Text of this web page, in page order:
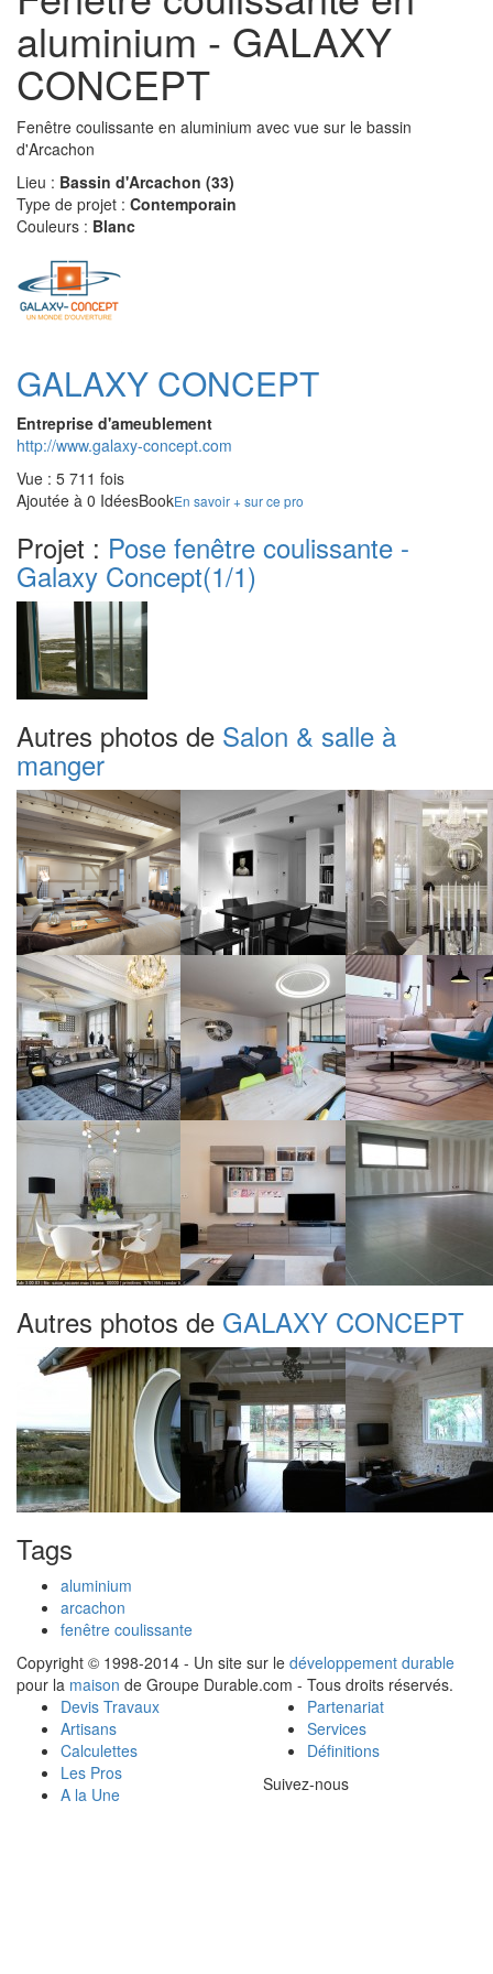
aluminium - GALAXY
CONCEPT
Fenêtre coulissante en aluminium avec vue sur le bassin
d'Arcachon
Lieu : Bassin d'Arcachon (33)
Type de projet : Contemporain
Couleurs : Blanc
GALAXY CONCEPT
Entreprise d'ameublement
http://www.galaxy-concept.com
Vue : 5 711 fois
Ajoutée à 0 IdéesBookEn savoir + sur ce pro
Projet : Pose fenêtre coulissante -
Galaxy Concept(1/1)
Autres photos de Salon & salle à
manger
Autres photos de GALAXY CONCEPT
Tags
aluminium
arcachon
fenêtre coulissante
Copyright © 1998-2014 - Un site sur le développement durable
pour la maison de Groupe Durable.com - Tous droits réservés.
Devis Travaux
Artisans
Calculettes
Les Pros
A la Une
Partenariat
Services
Définitions
Suivez-nous